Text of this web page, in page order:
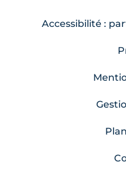
Accessibilité :